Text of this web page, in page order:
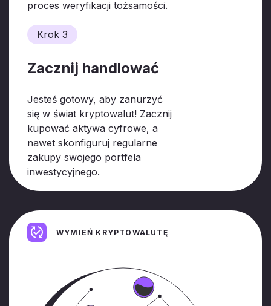
proces weryfikacji tożsamości.
Krok 3
Zacznij handlować
Jesteś gotowy, aby zanurzyć
się w świat kryptowalut! Zacznij
kupować aktywa cyfrowe, a
nawet skonfiguruj regularne
zakupy swojego portfela
inwestycyjnego.
WYMIEŃ KRYPTOWALUTĘ